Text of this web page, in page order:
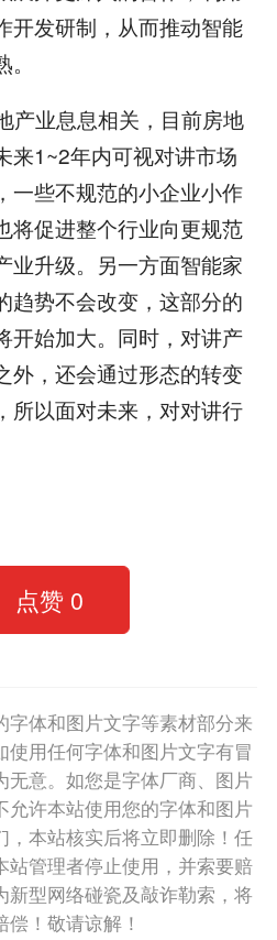
开发研制，从而推动智能
产业息息相关，目前房地
来1~2年内可视对讲市场
一些不规范的小企业小作
将促进整个行业向更规范
业升级。另一方面智能家
趋势不会改变，这部分的
开始加大。同时，对讲产
外，还会通过形态的转变
所以面对未来，对对讲行
点赞 0
字体和图片文字等素材部分来
用任何字体和图片文字有冒
无意。如您是字体厂商、图片
允许本站使用您的字体和图片
，本站核实后将立即删除！任
站管理者停止使用，并索要赔
新型网络碰瓷及敲诈勒索，将
！敬请谅解！